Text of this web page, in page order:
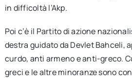
in difficoltà l’Akp.
Poi c’è il Partito di azione
destra guidato da Devlet Bahceli,
curdo, anti armeno e anti-greco.
greci e le altre minoranze sono